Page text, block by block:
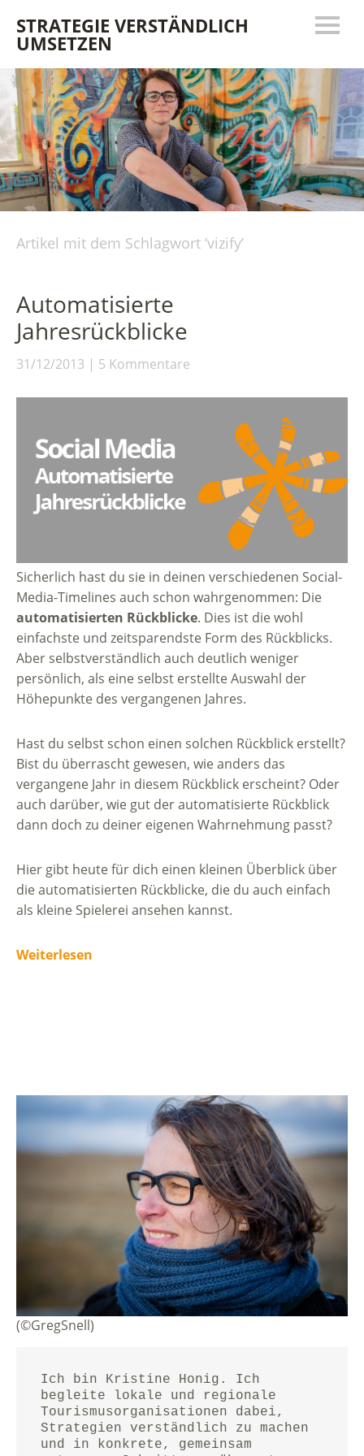
STRATEGIE VERSTÄNDLICH
UMSETZEN
Artikel mit dem Schlagwort ‘vizify’
Automatisierte
Jahresrückblicke
31/12/2013 5 Kommentare
Sicherlich hast du sie in deinen verschiedenen Social-
Media-Timelines auch schon wahrgenommen: Die
automatisierten Rückblicke. Dies ist die wohl
einfachste und zeitsparendste Form des Rückblicks.
Aber selbstverständlich auch deutlich weniger
persönlich, als eine selbst erstellte Auswahl der
Höhepunkte des vergangenen Jahres.
Hast du selbst schon einen solchen Rückblick erstellt?
Bist du überrascht gewesen, wie anders das
vergangene Jahr in diesem Rückblick erscheint? Oder
auch darüber, wie gut der automatisierte Rückblick
dann doch zu deiner eigenen Wahrnehmung passt?
Hier gibt heute für dich einen kleinen Überblick über
die automatisierten Rückblicke, die du auch einfach
als kleine Spielerei ansehen kannst.
Weiterlesen
(©GregSnell)
Ich bin Kristine Honig. Ich
begleite lokale und regionale
Tourismusorganisationen dabei,
Strategien verständlich zu machen
und in konkrete, gemeinsam